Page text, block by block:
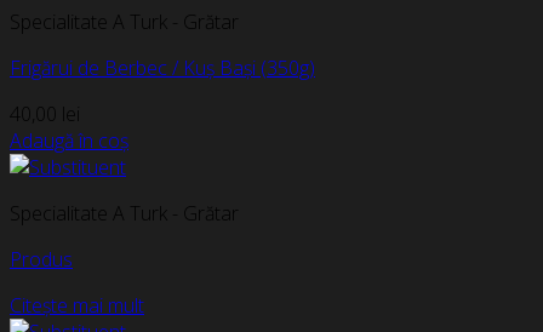
Specialitate A Turk - Grătar
Frigărui de Berbec / Kuș Bași (350g)
40,00 lei
Adaugă în coș
Specialitate A Turk - Grătar
Produs
Citește mai mult